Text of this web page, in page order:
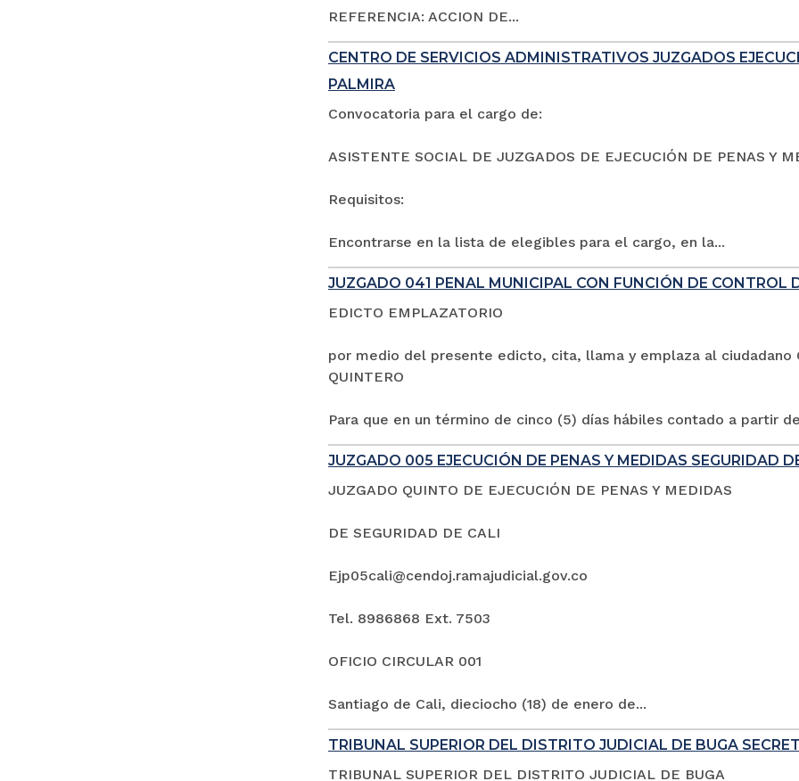
REFERENCIA: ACCION DE...
CENTRO DE SERVICIOS ADMINISTRATIVOS JUZGADOS
PALMIRA
Convocatoria para el cargo de:
ASISTENTE SOCIAL DE JUZGADOS DE EJECUCIÓN DE PENAS Y
Requisitos:
Encontrarse en la lista de elegibles para el cargo, en la...
JUZGADO 041 PENAL MUNICIPAL CON FUNCIÓN DE CONTROL
EDICTO EMPLAZATORIO
por medio del presente edicto, cita, llama y emplaza al ciudadano
QUINTERO
Para que en un término de cinco (5) días hábiles contado a partir
JUZGADO 005 EJECUCIÓN DE PENAS Y MEDIDAS SEGURIDAD
JUZGADO QUINTO DE EJECUCIÓN DE PENAS Y MEDIDAS
DE SEGURIDAD DE CALI
Ejp05cali@cendoj.ramajudicial.gov.co
Tel. 8986868 Ext. 7503
OFICIO CIRCULAR 001
Santiago de Cali, dieciocho (18) de enero de...
TRIBUNAL SUPERIOR DEL DISTRITO JUDICIAL DE BUGA
TRIBUNAL SUPERIOR DEL DISTRITO JUDICIAL DE BUGA